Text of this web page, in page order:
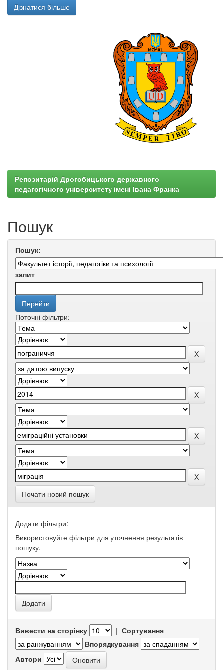
Дізнатися більше
Репозитарій Дрогобицького державного
педагогічного університету імені Івана Франка
Пошук
Пошук:
запит
Поточні фільтри:
Почати новий пошук
Додати фільтри:
Використовуйте фільтри для уточнення результатів
пошуку.
Вивести на сторінку | Сортування
Впорядкування
Автори